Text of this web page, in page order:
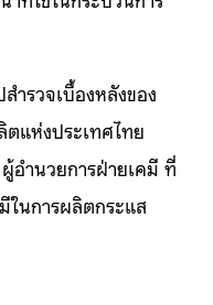
ำรวจเบื้องหลังของ
ตแห่งประเทศไทย
อำนวยการฝ่ายเคมี ที่
ในการผลิตกระแส